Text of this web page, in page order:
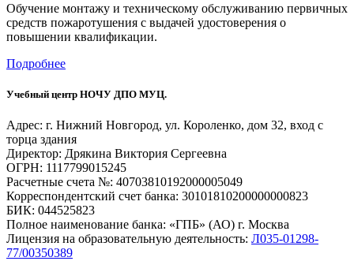
Обучение монтажу и техническому обслуживанию первичных
средств пожаротушения с выдачей удостоверения о
повышении квалификации.
Подробнее
Учебный центр НОЧУ ДПО МУЦ.
Адрес: г. Нижний Новгород, ул. Короленко, дом 32, вход с
торца здания
Директор: Дрякина Виктория Сергеевна
ОГРН: 1117799015245
Расчетные счета №: 40703810192000005049
Корреспондентский счет банка: 30101810200000000823
БИК: 044525823
Полное наименование банка: «ГПБ» (АО) г. Москва
Лицензия на образовательную деятельность: Л035-01298-
77/00350389